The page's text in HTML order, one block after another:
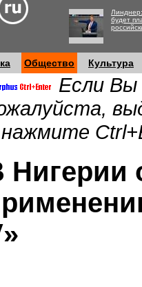
будет
Общество Культура
Если Вы
Нигерии